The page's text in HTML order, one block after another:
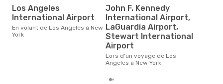
Los Angeles
International Airport
En volant de Los Angeles à New
York
John F. Kennedy
International Airport,
LaGuardia Airport,
Stewart International
Airport
Lors d'un voyage de Los
Angeles à New York